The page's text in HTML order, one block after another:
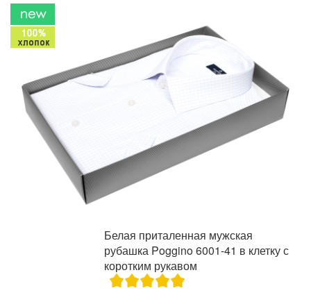
Белая приталенная мужская
рубашка Poggino 6001-41 в клетку с
коротким рукавом